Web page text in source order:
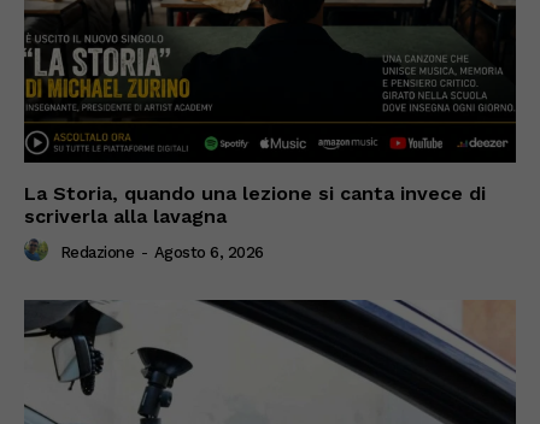
La Storia, quando una lezione si canta invece di
scriverla alla lavagna
Redazione - Agosto 6, 2026